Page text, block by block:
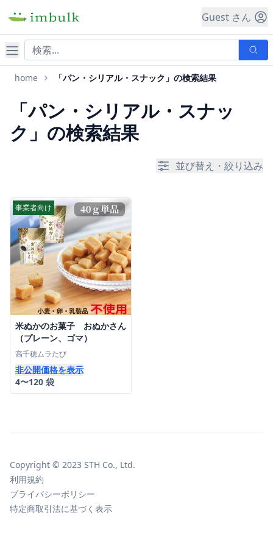
Guest さん
ナビゲーション
home 「パン・シリアル・スナック」の検索結果
「パン・シリアル・スナッ
ク」の検索結果
並び替え・絞り込み
事業者向け
米ぬかのお菓子 おぬかさん
（プレーン、ゴマ）
高千穂ムラたび
非公開価格を表示
4〜120 袋
Copyright © 2023 STH Co., Ltd.
利用規約
プライバシーポリシー
特定商取引法に基づく表示